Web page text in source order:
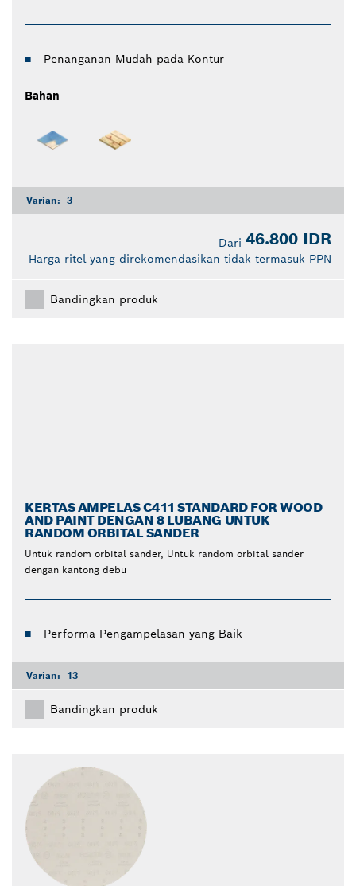
Penanganan Mudah pada Kontur
Bahan
Varian: 3
Dari 46.800 IDR
Harga ritel yang direkomendasikan tidak termasuk PPN
Bandingkan produk
KERTAS AMPELAS C411 STANDARD FOR WOOD
AND PAINT DENGAN 8 LUBANG UNTUK
RANDOM ORBITAL SANDER
Untuk random orbital sander, Untuk random orbital sander
dengan kantong debu
Performa Pengampelasan yang Baik
Varian: 13
Bandingkan produk